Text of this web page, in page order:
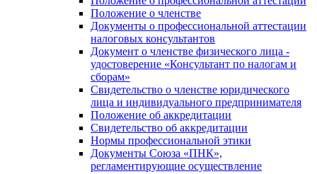
Положение о членстве
Документы о профессиональной аттестации
налоговых консультантов
Документ о членстве физического лица -
удостоверение «Консультант по налогам и
сборам»
Свидетельство о членстве юридического
лица и индивидуального предпринимателя
Положение об аккредитации
Свидетельство об аккредитации
Нормы профессиональной этики
Документы Союза «ПНК»,
регламентирующие осуществление